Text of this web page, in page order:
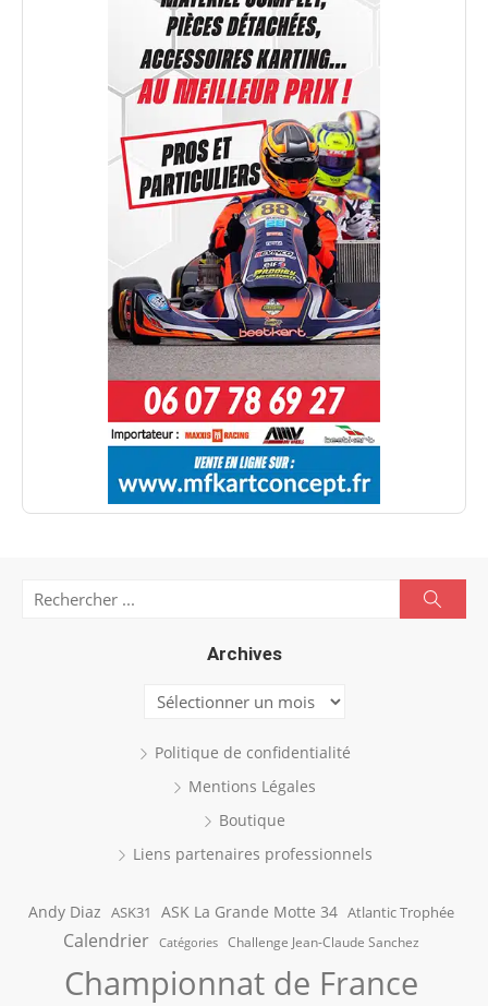
Archives
Archives
Politique de confidentialité
Mentions Légales
Boutique
Liens partenaires professionnels
Andy Diaz ASK31 ASK La Grande Motte 34 Atlantic Trophée
Calendrier Catégories Challenge Jean-Claude Sanchez
Championnat de France